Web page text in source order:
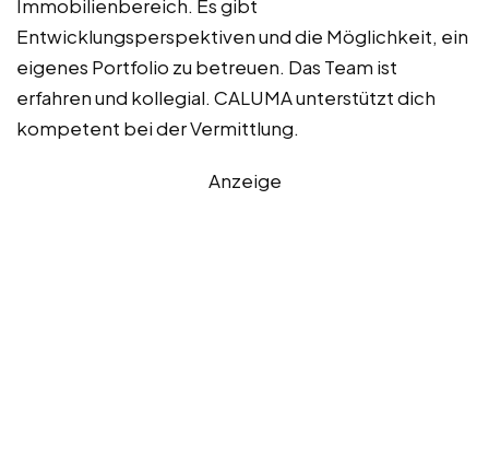
Immobilienbereich. Es gibt
Entwicklungsperspektiven und die Möglichkeit, ein
eigenes Portfolio zu betreuen. Das Team ist
erfahren und kollegial. CALUMA unterstützt dich
kompetent bei der Vermittlung.
Anzeige